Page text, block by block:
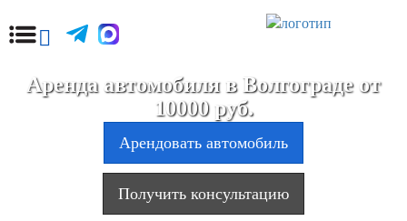
Аренда автомобиля в Волгограде от
10000 руб.
Арендовать автомобиль
Получить консультацию